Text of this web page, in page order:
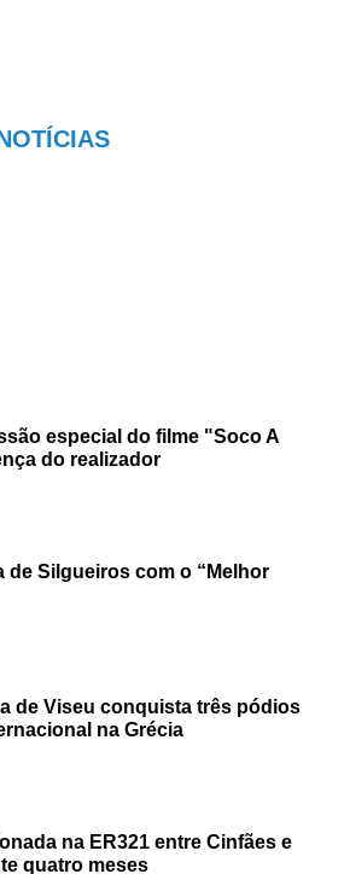
especial do filme "Soco A
do realizador
de Silgueiros com o “Melhor
de Viseu conquista três pódios
na Grécia
na ER321 entre Cinfães e
quatro meses